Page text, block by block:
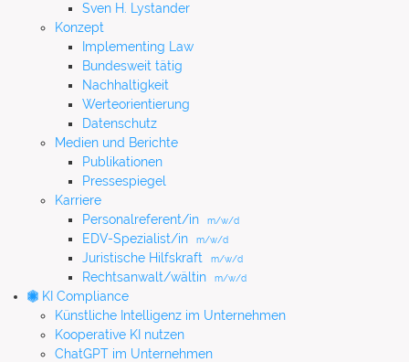
Sven H. Lystander
Konzept
Implementing Law
Bundesweit tätig
Nachhaltigkeit
Werteorientierung
Datenschutz
Medien und Berichte
Publikationen
Pressespiegel
Karriere
Personalreferent/in
m/w/d
EDV-Spezialist/in m/w/d
Juristische Hilfskraft m/w/d
Rechtsanwalt/wältin m/w/d
KI Compliance
Künstliche Intelligenz im Unternehmen
Kooperative KI nutzen
ChatGPT im Unternehmen